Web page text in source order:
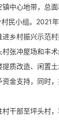
中心地带，总面
民小组。2021
乡村振兴示范村
张冲屋场和丰术
提质改造、闲置
金支持，同时
干部至坪头村，